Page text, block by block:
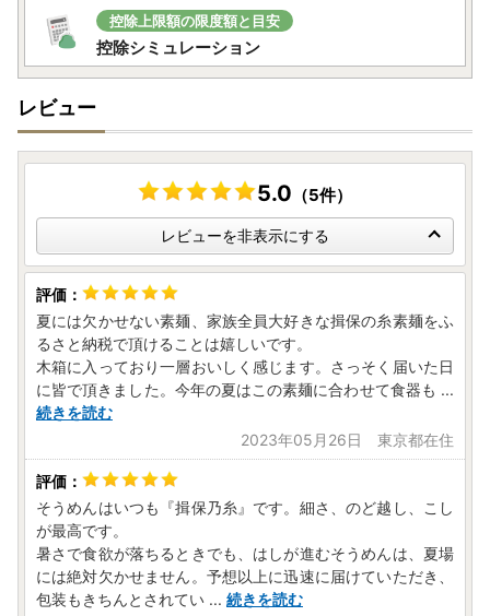
控除上限額の限度額と目安
控除シミュレーション
レビュー
5.0 （5件）
レビューを非表示にする
夏には欠かせない素麺、家族全員大好きな揖保の糸素麺をふ
るさと納税で頂けることは嬉しいです。
木箱に入っており一層おいしく感じます。さっそく届いた日
に皆で頂きました。今年の夏はこの素麺に合わせて食器も ...
続きを読む
2023年05月26日 東京都在住
そうめんはいつも『揖保乃糸』です。細さ、のど越し、こし
が最高です。
暑さで食欲が落ちるときでも、はしが進むそうめんは、夏場
には絶対欠かせません。予想以上に迅速に届けていただき、
包装もきちんとされてい ... 続きを読む